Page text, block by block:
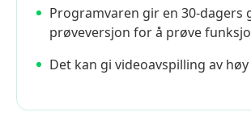
Programvaren gir en 30-dagers
prøveversjon for å prøve
Det kan gi videoavspilling av